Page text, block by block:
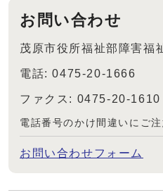
お問い合わせ
茂原市役所福祉部障害福
電話: 0475-20-1666
ファクス: 0475-20-1610
電話番号のかけ間違いにご注
お問い合わせフォーム